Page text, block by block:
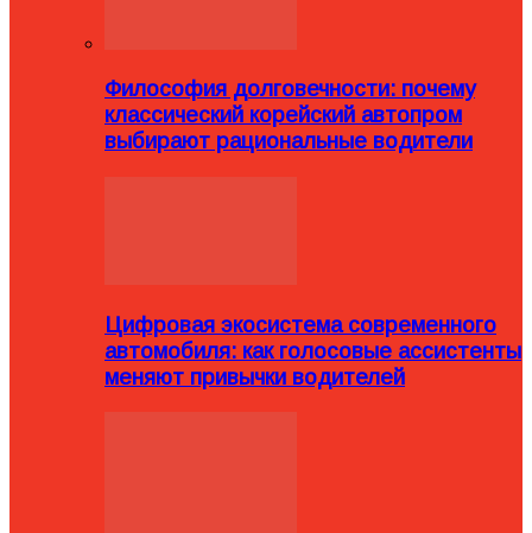
Философия долговечности: почему
классический корейский автопром
выбирают рациональные водители
Цифровая экосистема современного
автомобиля: как голосовые ассистенты
меняют привычки водителей